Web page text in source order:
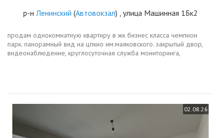
р-н Ленинский (Автовокзал) , улица Машинная 1Бк2
продам однокомнатную квартиру в жк бизнес класса чемпион
парк. панорамный вид на цпкио им.маяковского. закрытый двор,
видеонаблюдение, круглосуточная служба мониторинга,
02.08.26